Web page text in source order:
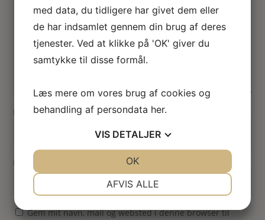
Navn*
E-mail
Gem mit navn, mail og websted i denne browser til
med data, du tidligere har givet dem eller
de har indsamlet gennem din brug af deres
tjenester. Ved at klikke på 'OK' giver du
samtykke til disse formål.
Læs mere om vores brug af cookies og
behandling af persondata her.
VIS DETALJER
AFVIS ALLE
OK